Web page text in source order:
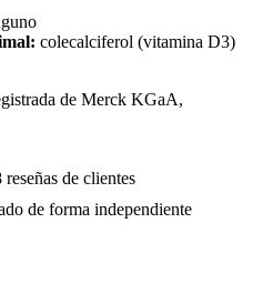
colecalciferol (vitamina D3)
de Merck KGaA,
de clientes
de forma independiente